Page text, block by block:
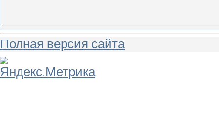
Полная версия сайта